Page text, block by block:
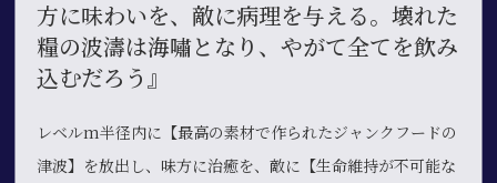
方に味わいを、敵に病理を与える。壊れた
糧の波濤は海嘯となり、やがて全てを飲み
込むだろう』
レベルm半径内に【最高の素材で作られたジャンクフードの
津波】を放出し、味方に治癒を、敵に【生命維持が不可能な